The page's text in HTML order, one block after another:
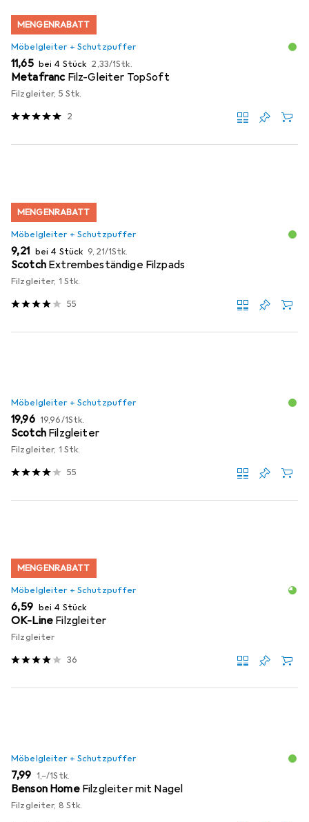
MENGENRABATT
Möbelgleiter + Schutzpuffer
EUR
11,65 bei 4 Stück EUR
2,33/1Stk.
Metafranc Filz-Gleiter TopSoft
Filzgleiter, 5 Stk.
2
MENGENRABATT
Möbelgleiter + Schutzpuffer
EUR
9,21 bei 4 Stück EUR
9,21/1Stk.
Scotch Extrembeständige Filzpads
Filzgleiter, 1 Stk.
55
Möbelgleiter + Schutzpuffer
EUR
19,96 EUR
19,96/1Stk.
Scotch Filzgleiter
Filzgleiter, 1 Stk.
55
MENGENRABATT
Möbelgleiter + Schutzpuffer
EUR
6,59 bei 4 Stück
OK-Line Filzgleiter
Filzgleiter
36
Möbelgleiter + Schutzpuffer
EUR
7,99 EUR
1,–/1Stk.
Benson Home Filzgleiter mit Nagel
Filzgleiter, 8 Stk.